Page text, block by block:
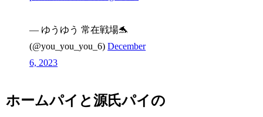
— ゆうゆう 常在戦場🐬
(@you_you_you_6)December
6, 2023
ホームパイと源氏パイの